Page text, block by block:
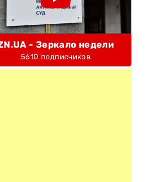
- Зеркало недели
5610 подписчиков